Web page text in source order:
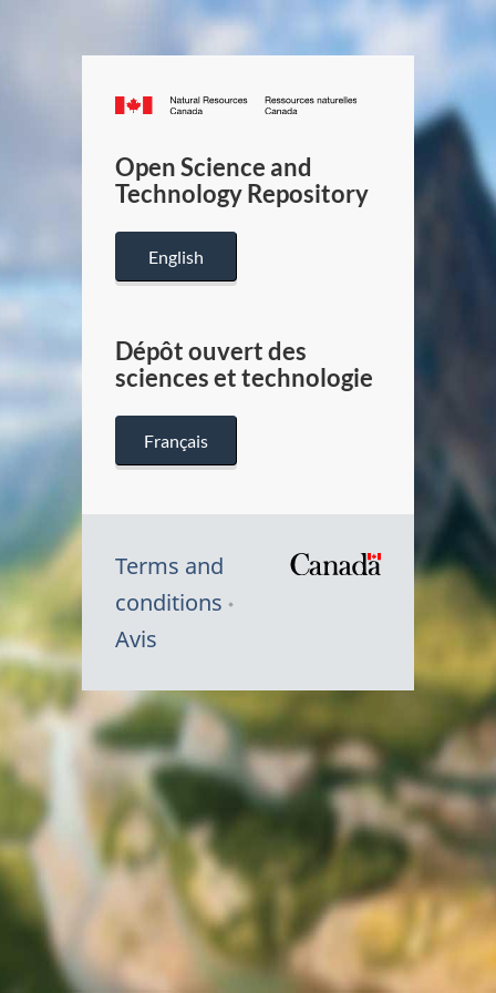
Canada.ca
/
Canada
Open Science and
Technology Repository
English
Dépôt ouvert des
sciences et technologie
Français
Terms and
conditions
Avis
Canada